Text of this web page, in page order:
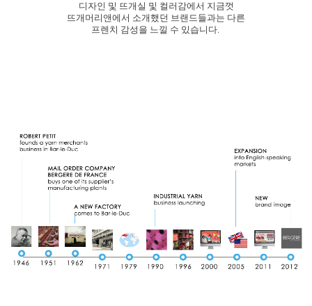
디자인 및 뜨개실 및 컬러감에서 지금껏
뜨개머리앤에서 소개했던 브랜드들과는 다른
프렌치 감성을 느낄 수 있습니다.